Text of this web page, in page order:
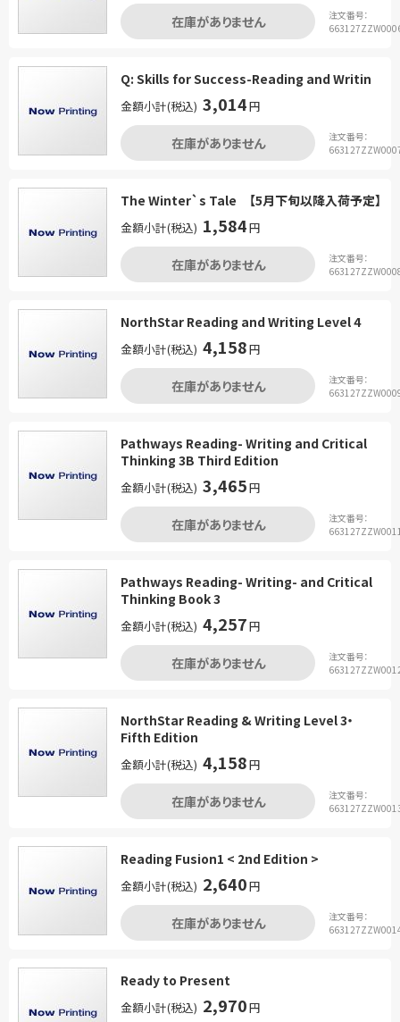
在庫がありません
注文番号：
Q: Skills for Success-Reading and Writin
金額小計(税込) 3,014円
在庫がありません
注文番号：
The Winter`s Tale 【5月下旬以降入荷予定】
金額小計(税込) 1,584円
在庫がありません
注文番号：
NorthStar Reading and Writing Level 4
金額小計(税込) 4,158円
在庫がありません
注文番号：
Pathways Reading- Writing and Critical
Thinking 3B Third Edition
金額小計(税込) 3,465円
在庫がありません
注文番号：
Pathways Reading- Writing- and Critical
Thinking Book 3
金額小計(税込) 4,257円
在庫がありません
注文番号：
NorthStar Reading & Writing Level 3・
Fifth Edition
金額小計(税込) 4,158円
在庫がありません
注文番号：
Reading Fusion1 < 2nd Edition >
金額小計(税込) 2,640円
在庫がありません
注文番号：
Ready to Present
金額小計(税込) 2,970円